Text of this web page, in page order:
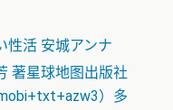
性活 安城アンナ
著星球地图出版社
）多